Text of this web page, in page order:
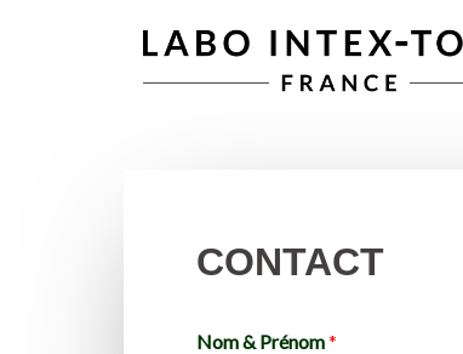
CONTACT
Nom & Prénom*